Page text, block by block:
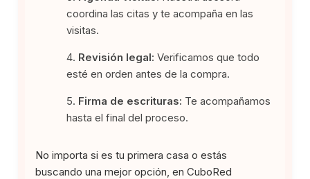
coordina las citas y te acompaña en las
visitas.
Revisión legal: Verificamos que todo
esté en orden antes de la compra.
Firma de escrituras: Te acompañamos
hasta el final del proceso.
No importa si es tu primera casa o estás
buscando una mejor opción, en CuboRed